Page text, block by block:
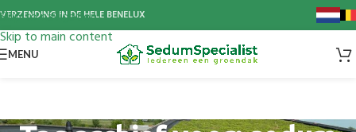
Skip to navigation
Skip to main content
VERZENDING IN DE HELE BENELUX
MENU